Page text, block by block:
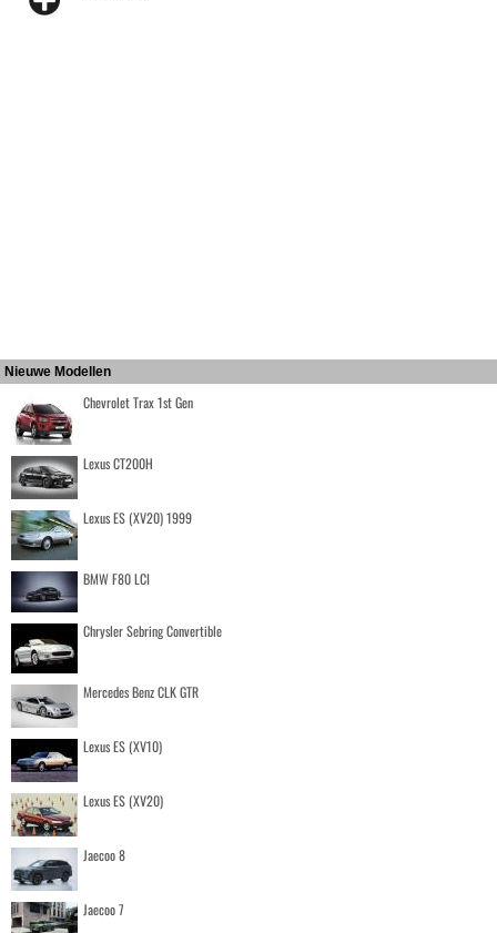
Nieuwe Modellen
Chevrolet Trax 1st Gen
Lexus CT200H
Lexus ES (XV20) 1999
BMW F80 LCI
Chrysler Sebring Convertible
Mercedes Benz CLK GTR
Lexus ES (XV10)
Lexus ES (XV20)
Jaecoo 8
Jaecoo 7